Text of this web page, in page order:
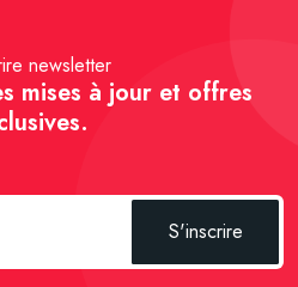
newsletter
mises à jour et offres
S'inscrire